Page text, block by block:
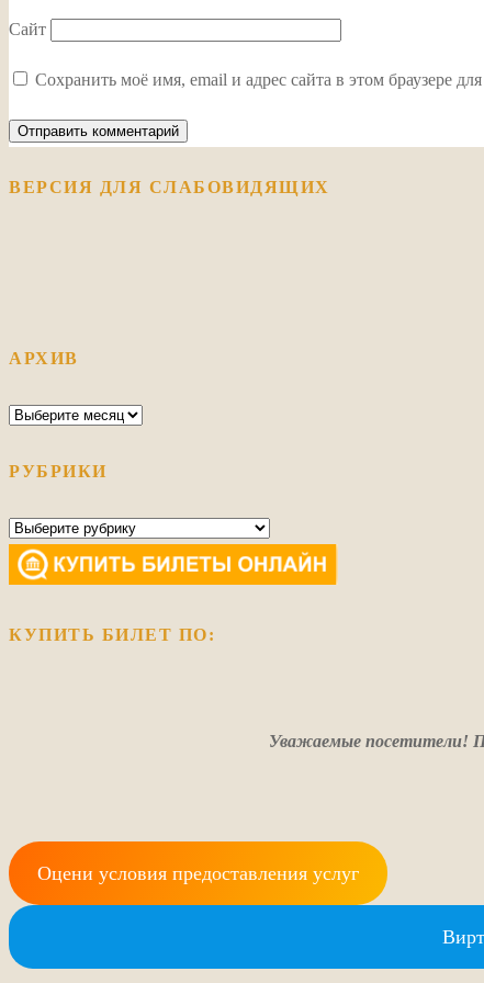
Сайт
Сохранить моё имя, email и адрес сайта в этом браузере
ВЕРСИЯ ДЛЯ СЛАБОВИДЯЩИХ
АРХИВ
Архив
РУБРИКИ
Рубрики
КУПИТЬ БИЛЕТ ПО:
Уважаемые посетители!
Оцени условия предоставления услуг